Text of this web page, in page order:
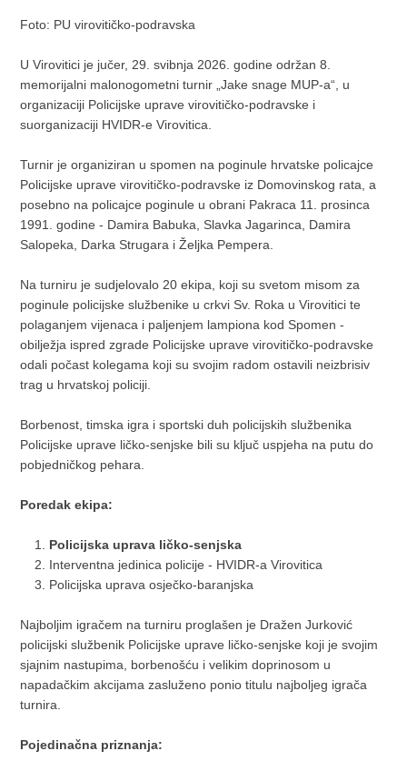
Foto: PU virovitičko-podravska
U Virovitici je jučer, 29. svibnja 2026. godine održan 8.
memorijalni malonogometni turnir „Jake snage MUP-a“, u
organizaciji Policijske uprave virovitičko-podravske i
suorganizaciji HVIDR-e Virovitica.
Turnir je organiziran u spomen na poginule hrvatske policajce
Policijske uprave virovitičko-podravske iz Domovinskog rata, a
posebno na policajce poginule u obrani Pakraca 11. prosinca
1991. godine - Damira Babuka, Slavka Jagarinca, Damira
Salopeka, Darka Strugara i Željka Pempera.
Na turniru je sudjelovalo 20 ekipa, koji su svetom misom za
poginule policijske službenike u crkvi Sv. Roka u Virovitici te
polaganjem vijenaca i paljenjem lampiona kod Spomen -
obilježja ispred zgrade Policijske uprave virovitičko-podravske
odali počast kolegama koji su svojim radom ostavili neizbrisiv
trag u hrvatskoj policiji.
Borbenost, timska igra i sportski duh policijskih službenika
Policijske uprave ličko-senjske bili su ključ uspjeha na putu do
pobjedničkog pehara.
Poredak ekipa:
Policijska uprava ličko-senjska
Interventna jedinica policije - HVIDR-a Virovitica
Policijska uprava osječko-baranjska
Najboljim igračem na turniru proglašen je Dražen Jurković
policijski službenik Policijske uprave ličko-senjske koji je svojim
sjajnim nastupima, borbenošću i velikim doprinosom u
napadačkim akcijama zasluženo ponio titulu najboljeg igrača
turnira.
Pojedinačna priznanja: